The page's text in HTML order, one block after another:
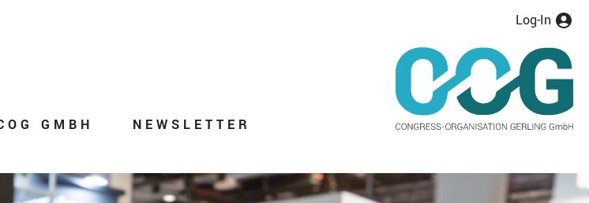
GMBH NEWSLETTER
Log-In